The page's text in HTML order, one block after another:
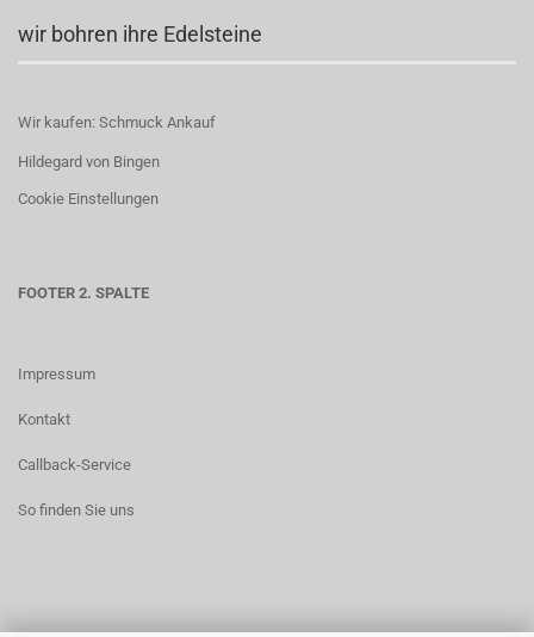
wir bohren ihre Edelsteine
Wir kaufen: Schmuck Ankauf
Hildegard von Bingen
Cookie Einstellungen
FOOTER 2. SPALTE
Impressum
Kontakt
Callback-Service
So finden Sie uns